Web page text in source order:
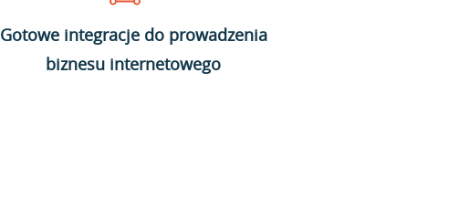
Gotowe integracje do prowadzenia
biznesu internetowego